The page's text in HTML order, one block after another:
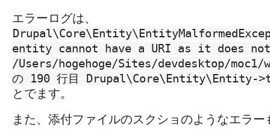
エラーログは、
entity cannot have a URI as it does
/Users/hogehoge/Sites/devdesktop/
の 190 行目 Drupal\Core\Entity\Entity-
とでます。
また、添付ファイルのスクショのようなエラ